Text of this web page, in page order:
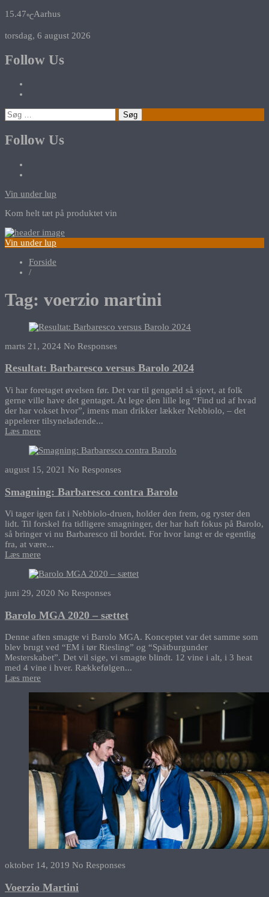
15.47℃Aarhus
torsdag, 6 august 2026
Follow Us
Søg
efter:
Follow Us
Vin under lup
Kom helt tæt på produktet vin
Vin under lup
Forside
/
Tag: voerzio martini
marts 21, 2024 No Responses
Resultat: Barbaresco versus Barolo 2024
Vi har foretaget øvelsen før. Det var til gengæld så sjovt, at folk
gerne ville have det gentaget. At lege den lille leg “Find ud af hvad
der har vokset hvor”, imens man drikker lækker Nebbiolo, – det
appelerer tilsyneladende...
Læs mere
august 15, 2021 No Responses
Smagning: Barbaresco contra Barolo
Vi tager igen fat i Nebbiolo-druen, holder den frem, og ryster den
lidt. Til forskel fra tidligere smagninger, der har haft fokus på Barolo,
så bringer vi nu Barbaresco til bordet. For hvor langt er de egentlig
fra, at være...
Læs mere
juni 29, 2020 No Responses
Barolo MGA 2020 – sættet
Denne aften smagte vi Barolo MGA. Konceptet var det samme som
blev brugt ved “EM i tør Riesling” og “Spätburgunder
Mesterskabet”. Det vil sige, vi smagte blindt. 12 vine i alt, i 3 heat
med 4 vine i hver. Rækkefølgen...
Læs mere
oktober 14, 2019 No Responses
Voerzio Martini